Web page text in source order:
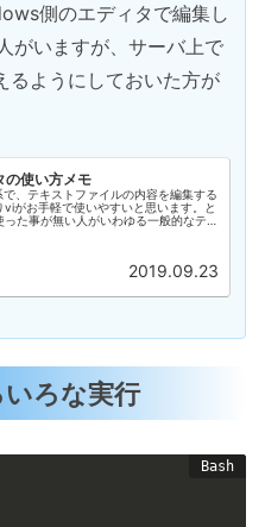
側のエディタで編集し
がいますが、サーバ上で
るようにしておいた方が
の使い方メモ
、テキストファイルの内容を編集する
viがお手軽で使いやすいと思います。と
た事が無い人がいわゆる一般的なテキ
2019.09.23
ろな実行